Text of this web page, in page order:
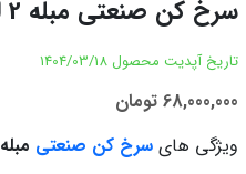
سرخ کن صنعتی مبله 2 لگن مجزا وینتورا
تاریخ آپدیت محصول 1404/03/18
68,000,000 تومان
ویژگی های سرخ کن صنعتی مبله 2 لگن مجزا وینتورا